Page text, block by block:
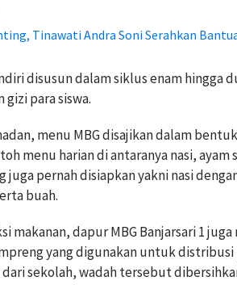
Tinawati Andra Soni Serahkan
disusun dalam siklus enam hingga
gizi para siswa.
menu MBG disajikan dalam
menu harian di antaranya nasi,
juga pernah disiapkan yakni nasi
buah.
makanan, dapur MBG Banjarsari 1
yang digunakan untuk distribusi
sekolah, wadah tersebut